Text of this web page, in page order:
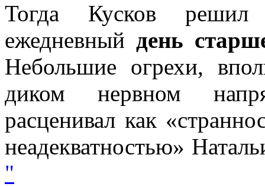
Тогда Кусков решил
ежедневныйдень
Небольшие огрехи,
диком нервном
расценивал как
неадекватностью»
"